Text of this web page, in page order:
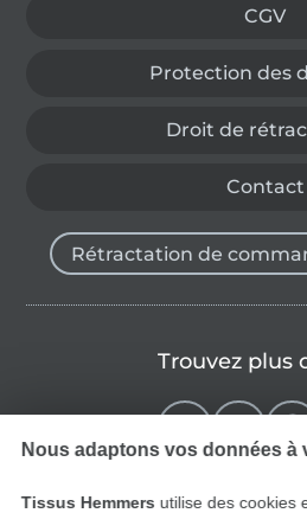
CGV
Protection des
Droit de
Contact
Rétractation de
Trouvez plus
Nous adaptons vos données à
Tissus Hemmers utilise des cookies